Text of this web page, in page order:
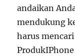
andaikan
mendukung
harus